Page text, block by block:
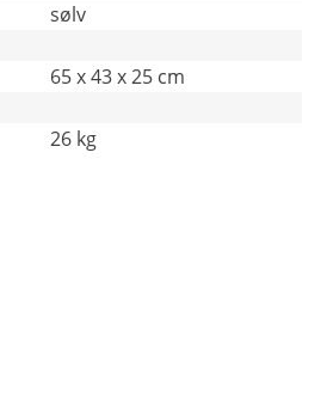
sølv
65 x 43 x 25 cm
26 kg